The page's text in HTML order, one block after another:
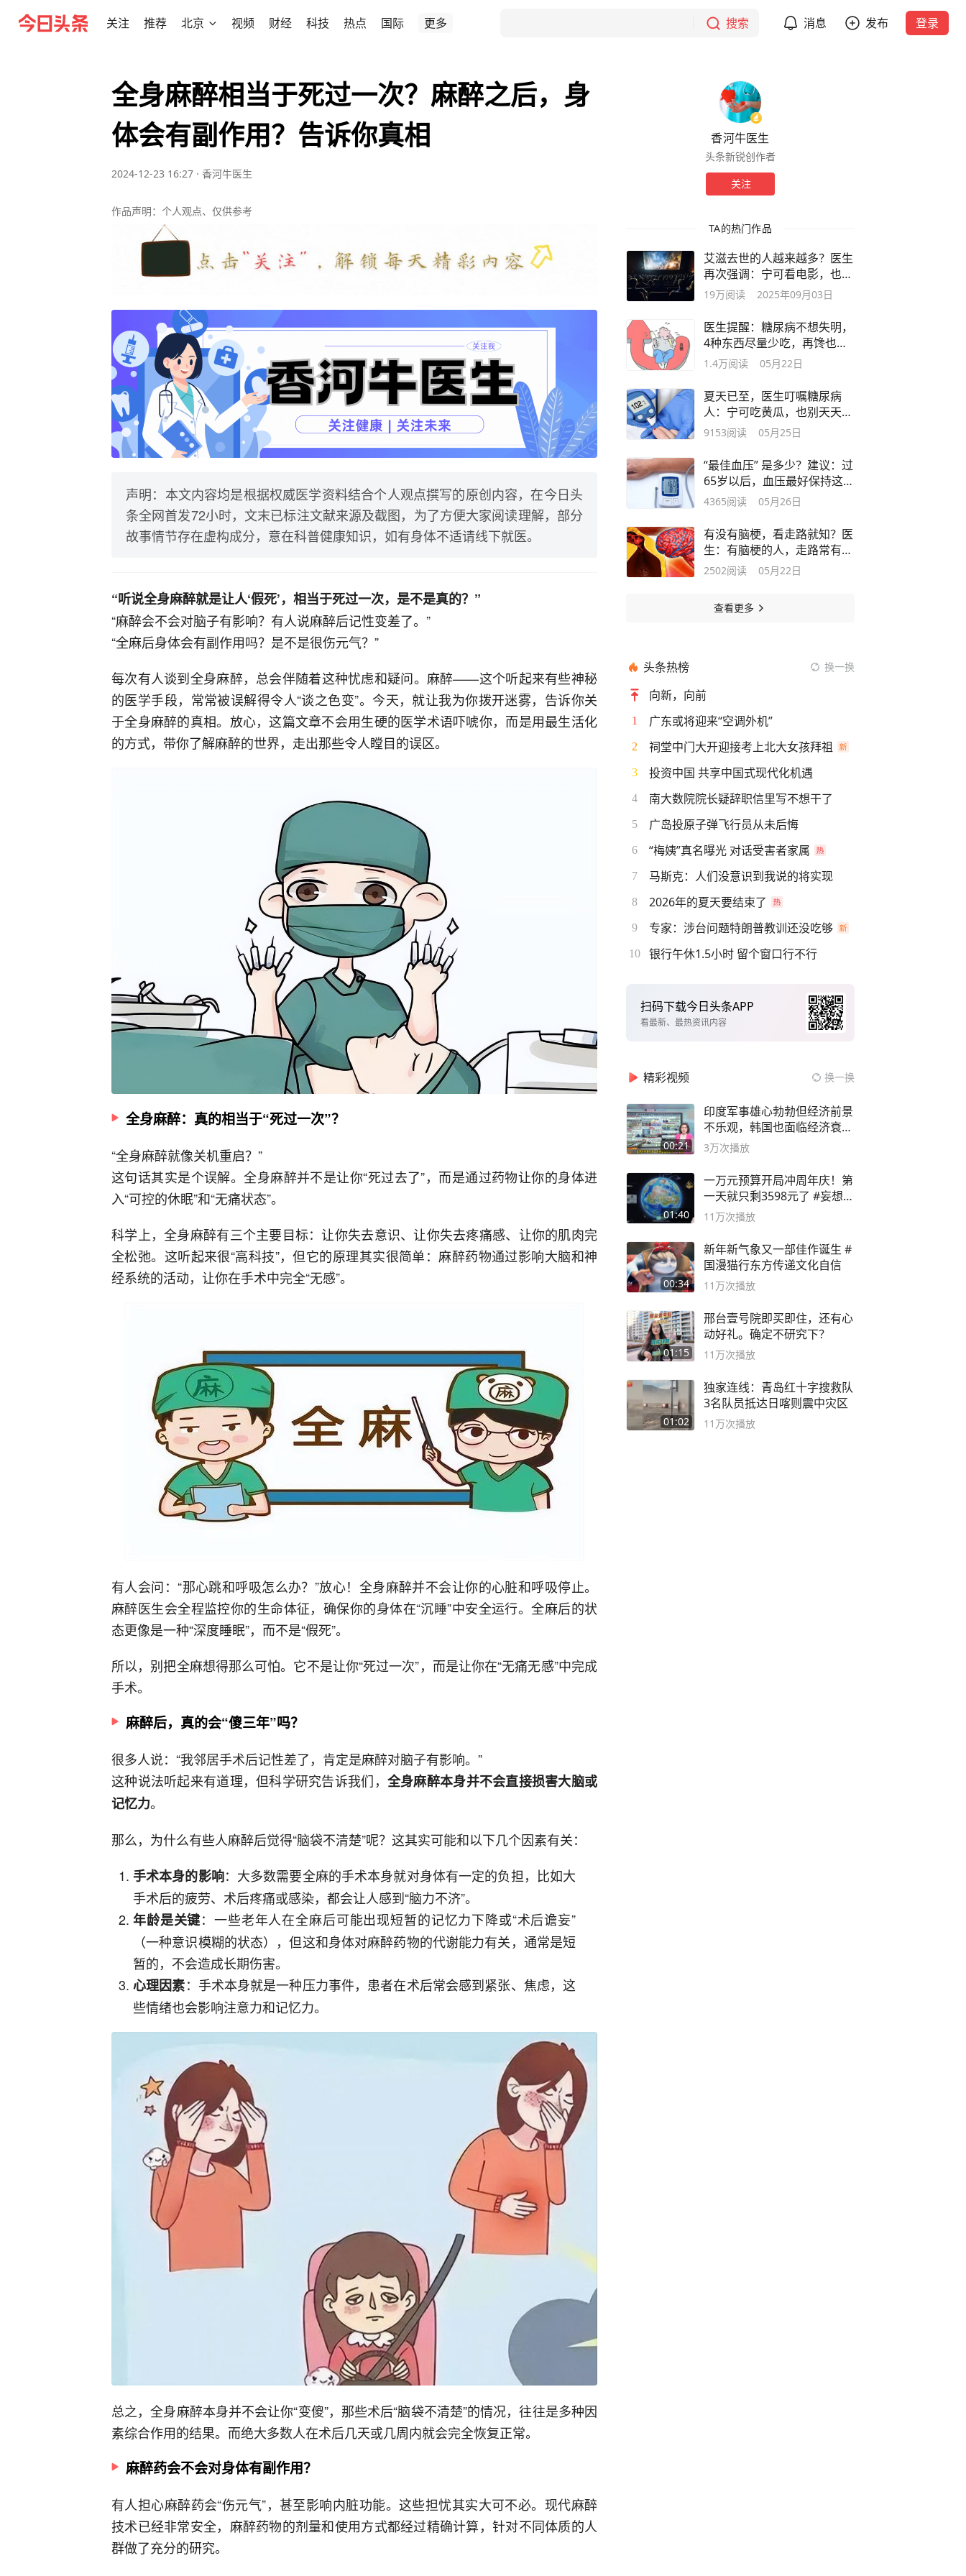
关注 推荐 北京 视频 财经 科技 热点 国际 更多 搜索 消息 发布 登录
全身麻醉相当于死过一次？麻醉之后，身
体会有副作用？告诉你真相
2024-12-23 16:27 · 香河牛医生
作品声明：个人观点、仅供参考
声明：本文内容均是根据权威医学资料结合个人观点撰写的原创内容，在今日头
条全网首发72小时，文末已标注文献来源及截图，为了方便大家阅读理解，部分
故事情节存在虚构成分，意在科普健康知识，如有身体不适请线下就医。
“听说全身麻醉就是让人‘假死’，相当于死过一次，是不是真的？”
“麻醉会不会对脑子有影响？有人说麻醉后记性变差了。”
“全麻后身体会有副作用吗？是不是很伤元气？”
每次有人谈到全身麻醉，总会伴随着这种忧虑和疑问。麻醉——这个听起来有些神秘
的医学手段，常常被误解得令人“谈之色变”。今天，就让我为你拨开迷雾，告诉你关
于全身麻醉的真相。放心，这篇文章不会用生硬的医学术语吓唬你，而是用最生活化
的方式，带你了解麻醉的世界，走出那些令人瞠目的误区。
全身麻醉：真的相当于“死过一次”？
“全身麻醉就像关机重启？”
这句话其实是个误解。全身麻醉并不是让你“死过去了”，而是通过药物让你的身体进
入“可控的休眠”和“无痛状态”。
科学上，全身麻醉有三个主要目标：让你失去意识、让你失去疼痛感、让你的肌肉完
全松弛。这听起来很“高科技”，但它的原理其实很简单：麻醉药物通过影响大脑和神
经系统的活动，让你在手术中完全“无感”。
有人会问：“那心跳和呼吸怎么办？”放心！全身麻醉并不会让你的心脏和呼吸停止。
麻醉医生会全程监控你的生命体征，确保你的身体在“沉睡”中安全运行。全麻后的状
态更像是一种“深度睡眠”，而不是“假死”。
所以，别把全麻想得那么可怕。它不是让你“死过一次”，而是让你在“无痛无感”中完成
手术。
麻醉后，真的会“傻三年”吗？
很多人说：“我邻居手术后记性差了，肯定是麻醉对脑子有影响。”
这种说法听起来有道理，但科学研究告诉我们， 全身麻醉本身并不会直接损害大脑或
记忆力。
那么，为什么有些人麻醉后觉得“脑袋不清楚”呢？这其实可能和以下几个因素有关：
手术本身的影响：大多数需要全麻的手术本身就对身体有一定的负担，比如大
手术后的疲劳、术后疼痛或感染，都会让人感到“脑力不济”。
年龄是关键：一些老年人在全麻后可能出现短暂的记忆力下降或“术后谵妄”
（一种意识模糊的状态），但这和身体对麻醉药物的代谢能力有关，通常是短
暂的，不会造成长期伤害。
心理因素：手术本身就是一种压力事件，患者在术后常会感到紧张、焦虑，这
些情绪也会影响注意力和记忆力。
总之，全身麻醉本身并不会让你“变傻”，那些术后“脑袋不清楚”的情况，往往是多种因
素综合作用的结果。而绝大多数人在术后几天或几周内就会完全恢复正常。
麻醉药会不会对身体有副作用？
有人担心麻醉药会“伤元气”，甚至影响内脏功能。这些担忧其实大可不必。现代麻醉
技术已经非常安全，麻醉药物的剂量和使用方式都经过精确计算，针对不同体质的人
群做了充分的研究。
香河牛医生
头条新锐创作者
关注
TA的热门作品
艾滋去世的人越来越多？医生
再次强调：宁可看电影，也别
做这3事
19万阅读 2025年09月03日
医生提醒：糖尿病不想失明，
4种东西尽量少吃，再馋也要
忍住
1.4万阅读 05月22日
夏天已至，医生叮嘱糖尿病
人：宁可吃黄瓜，也别天天吃
这5种水果
9153阅读 05月25日
“最佳血压” 是多少？建议：过
65岁以后，血压最好保持这标
准
4365阅读 05月26日
有没有脑梗，看走路就知？医
生：有脑梗的人，走路常有3
种异常
2502阅读 05月22日
查看更多
头条热榜 换一换
向新，向前
1 广东或将迎来“空调外机”
2 祠堂中门大开迎接考上北大女孩拜祖
3 投资中国 共享中国式现代化机遇
4 南大数院院长疑辞职信里写不想干了
5 广岛投原子弹飞行员从未后悔
6 “梅姨”真名曝光 对话受害者家属
7 马斯克：人们没意识到我说的将实现
8 2026年的夏天要结束了
9 专家：涉台问题特朗普教训还没吃够
10 银行午休1.5小时 留个窗口行不行
扫码下载今日头条APP
看最新、最热资讯内容
精彩视频 换一换
00:21
印度军事雄心勃勃但经济前景
不乐观，韩国也面临经济衰退
风险
3万次播放
01:40
一万元预算开局冲周年庆！第
一天就只剩3598元了 #妄想山
海
11万次播放
00:34
新年新气象又一部佳作诞生 #
国漫猫行东方传递文化自信
11万次播放
01:15
邢台壹号院即买即住，还有心
动好礼。确定不研究下？
11万次播放
01:02
独家连线：青岛红十字搜救队
3名队员抵达日喀则震中灾区
11万次播放